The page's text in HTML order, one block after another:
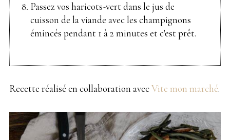
Passez vos haricots-vert dans le jus de
cuisson de la viande avec les champignons
émincés pendant 1 à 2 minutes et c'est prêt.
Recette réalisé en collaboration avecVite mon marché.